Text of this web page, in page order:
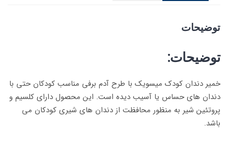
توضیحات
توضیحات:
خمیر دندان کودک میسویک با طرح آدم برفی مناسب کودکان حتی با
دندان های حساس یا آسیب دیده است. این محصول دارای کلسیم و
پروتئین شیر به منظور محافظت از دندان های شیری کودکان می
باشد.